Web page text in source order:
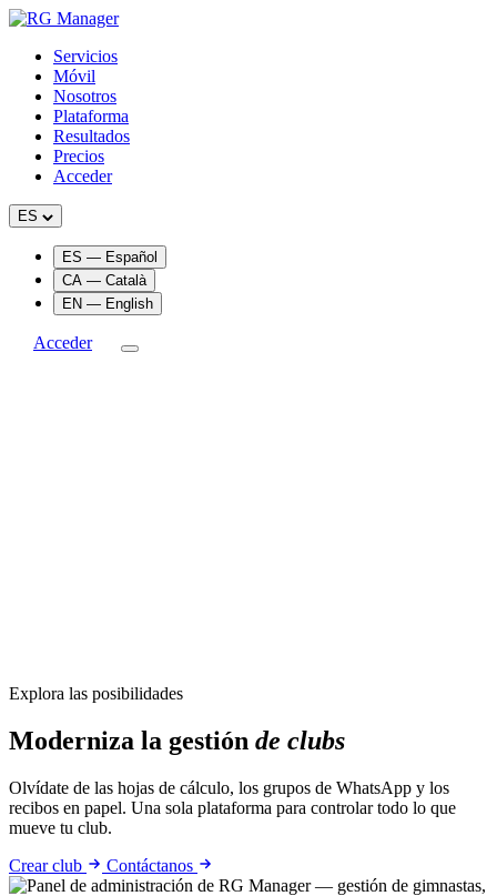
Servicios
Móvil
Nosotros
Plataforma
Resultados
Precios
Acceder
ES
ES — Español
CA — Català
EN — English
Acceder
Explora las posibilidades
Moderniza la gestión de clubs
Olvídate de las hojas de cálculo, los grupos de WhatsApp y los
recibos en papel. Una sola plataforma para controlar todo lo que
mueve tu club.
Crear club
Contáctanos